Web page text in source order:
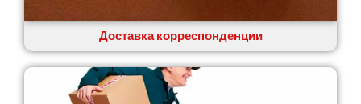
Доставка корреспонденции